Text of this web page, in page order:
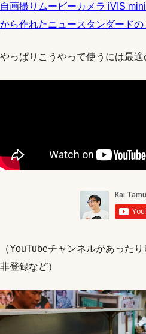
自画撮りムービーカメラ iVIS
から作れたニュースタンダードの
やっぱりこうやって使うには最適
（YouTubeチャンネルがあった
非登録など）